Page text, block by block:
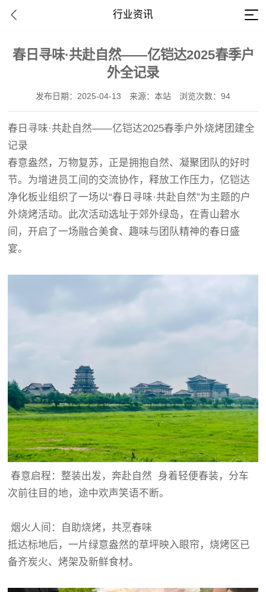
行业资讯
春日寻味·共赴自然——亿铠达2025春季户
外全记录
发布日期：2025-04-13 来源：本站 浏览次数：94
春日寻味·共赴自然——亿铠达2025春季户外烧烤团建全
记录
春意盎然，万物复苏，正是拥抱自然、凝聚团队的好时
节。为增进员工间的交流协作，释放工作压力，亿铠达
净化板业组织了一场以“春日寻味·共赴自然”为主题的户
外烧烤活动。此次活动选址于郊外绿岛，在青山碧水
间，开启了一场融合美食、趣味与团队精神的春日盛
宴。
春意启程：整装出发，奔赴自然 身着轻便春装，分车
次前往目的地，途中欢声笑语不断。
烟火人间：自助烧烤，共烹春味
抵达标地后，一片绿意盎然的草坪映入眼帘，烧烤区已
备齐炭火、烤架及新鲜食材。